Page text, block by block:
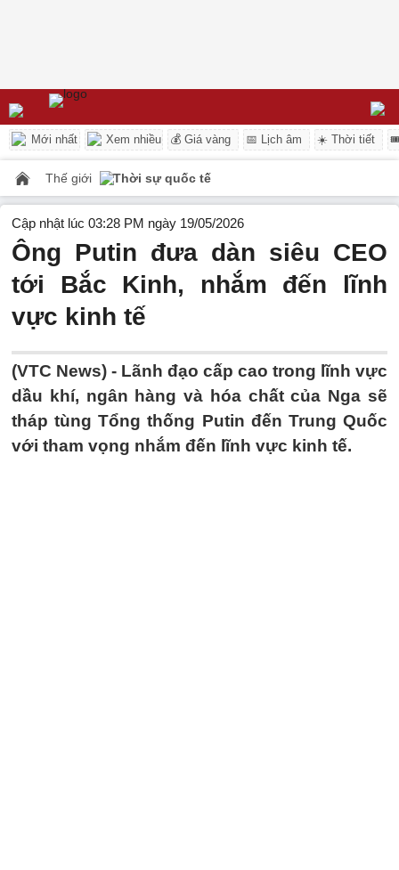
Mới nhất Xem nhiều 💰 Giá vàng 📅 Lịch âm ☀️ Thời tiết
Thế giới Thời sự quốc tế
Cập nhật lúc 03:28 PM ngày 19/05/2026
Ông Putin đưa dàn siêu CEO
tới Bắc Kinh, nhắm đến lĩnh
vực kinh tế
(VTC News) - Lãnh đạo cấp cao trong lĩnh vực
dầu khí, ngân hàng và hóa chất của Nga sẽ
tháp tùng Tổng thống Putin đến Trung Quốc
với tham vọng nhắm đến lĩnh vực kinh tế.